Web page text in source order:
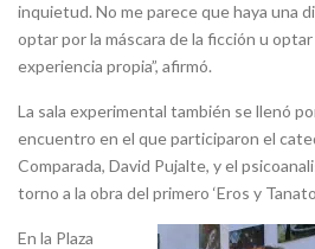
inquietud. No me parece que haya una
optar por la máscara de la ficción u
experiencia propia”, afirmó.
La sala experimental también se llenó
encuentro en el que participaron el
Comparada, David Pujalte, y el
torno a la obra del primero ‘Eros y
En la Plaza